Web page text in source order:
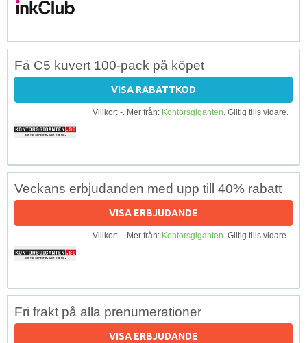
Få C5 kuvert 100-pack på köpet
VISA RABATTKOD
Villkor: -. Mer från: Kontorsgiganten. Giltig tills vidare.
Veckans erbjudanden med upp till 40% rabatt
VISA ERBJUDANDE
Villkor: -. Mer från: Kontorsgiganten. Giltig tills vidare.
Fri frakt på alla prenumerationer
VISA ERBJUDANDE